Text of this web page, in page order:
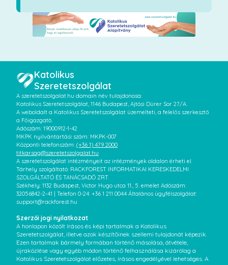
Katolikus
Szeretetszolgálat
A szeretetszolgalat.hu domain név tulajdonosa:
Katolikus Szeretetszolgálat, 1146 Budapest, Ajtósi Dürer Sor 27/A.
A weboldalt a Katolikus Szeretetszolgálat üzemelteti, a felelős szerkesztő
a Főigazgató.
Adószám: 19000912-1-42
MKPK nyilvántartási szám: MKPK-007
Központi telefonszám: (+36 1) 479 2000
titkarsag@szeretetszolgalat.hu
A szeretetszolgálat intézményeit az intézmények oldalon érheti el.
Tárhely szolgáltató: RACKFOREST INFORMATIKAI KERESKEDELMI
SZOLGÁLTATÓ ÉS TANÁCSADÓ ZRT.
Székhely: 1132 Budapest, Victor Hugo utca 11., 5. emelet Adószám:
32056842-2-41 | Telefon 0-24: +36 1 211 0044 Általános ügyfélszolgálat:
support@rackforest.hu
Szerzői jogi nyilatkozat
A honlapon közölt írásos és képi tartalmak a Katolikus
Szeretetszolgálat, illetve azok készítőinek szellemi tulajdonát képezik.
Ezen tartalmak bármely formában történő másolása, átvétele,
újraközlése vagy egyéb módon történő felhasználása kizárólag a
Katolikus Szeretetszolgálat előzetes, írásos engedélyével lehetséges. A